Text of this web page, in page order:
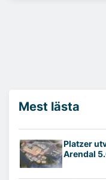
Mest lästa
Platzer
Arendal